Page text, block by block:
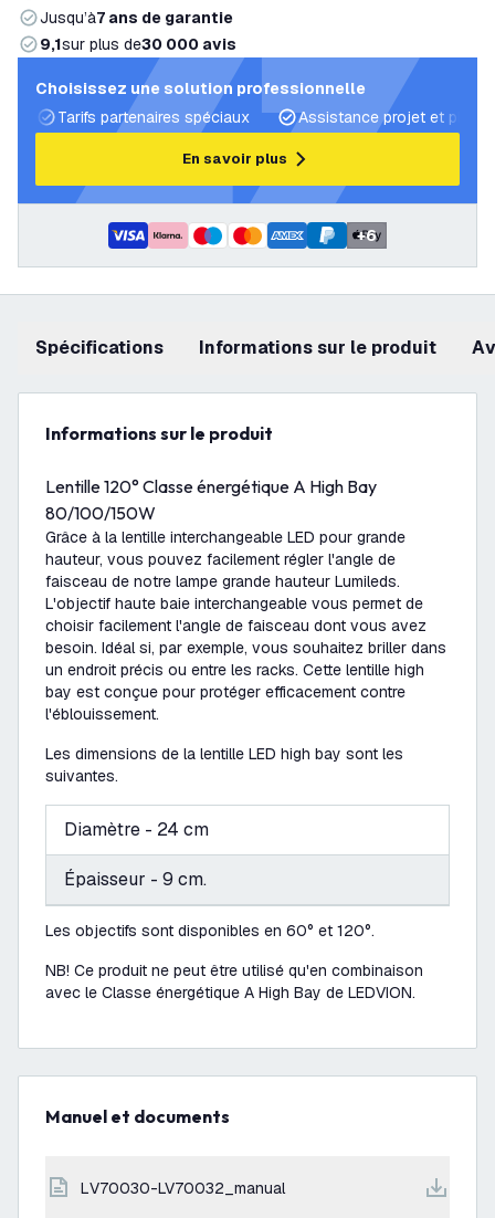
Jusqu’à7 ans de garantie
9,1sur plus de30 000 avis
Choisissez une solution professionnelle
Tarifs partenaires spéciaux
Assistance projet et plans
En savoir plus
+6
Spécifications Informations sur le produit
Informations sur le produit
Lentille 120° Classe énergétique A High Bay
80/100/150W
Grâce à la lentille interchangeable LED pour grande
hauteur, vous pouvez facilement régler l'angle de
faisceau de notre lampe grande hauteur Lumileds.
L'objectif haute baie interchangeable vous permet de
choisir facilement l'angle de faisceau dont vous avez
besoin. Idéal si, par exemple, vous souhaitez briller dans
un endroit précis ou entre les racks. Cette lentille high
bay est conçue pour protéger efficacement contre
l'éblouissement.
Les dimensions de la lentille LED high bay sont les
suivantes.
Diamètre - 24 cm
Épaisseur - 9 cm.
Les objectifs sont disponibles en 60° et 120°.
NB! Ce produit ne peut être utilisé qu'en combinaison
avec le Classe énergétique A High Bay de LEDVION.
Manuel et documents
LV70030-LV70032_manual